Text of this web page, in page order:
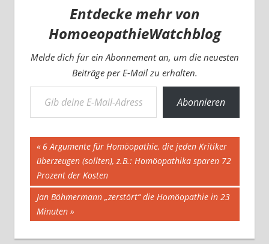
Pressedatenbank für…
Entdecke mehr von
HomoeopathieWatchblog
Melde dich für ein Abonnement an, um die neuesten
Beiträge per E-Mail zu erhalten.
Gib deine E-Mail-Adresse ein ...
Abonnieren
Beitragsnavigation
Vorheriger
Beitrag:
6 Argumente für Homöopathie, die jeden Kritiker
überzeugen (sollten), z.B.: Homöopathika sparen 72
Prozent der Kosten
Nächster
Beitrag:
Jan Böhmermann „zerstört“ die Homöopathie in 23
Minuten